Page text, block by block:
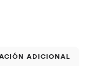
ADICIONAL